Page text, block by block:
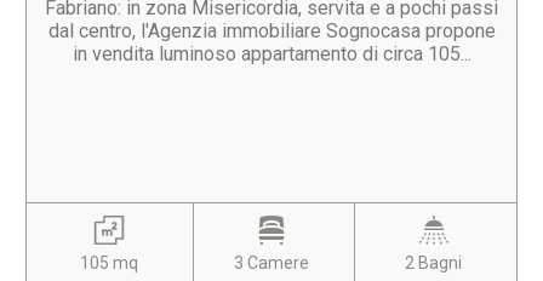
Fabriano: in zona Misericordia, servita e a pochi passi
dal centro, l'Agenzia immobiliare Sognocasa propone
in vendita luminoso appartamento di circa 105...
105 mq 3 Camere 2 Bagni